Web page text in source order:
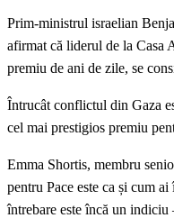
Prim-ministrul israelian
afirmat că liderul de la Casa
premiu de ani de zile, se
Întrucât conflictul din Gaza
cel mai prestigios premiu
Emma Shortis, membru
pentru Pace este ca și cum
întrebare este încă un